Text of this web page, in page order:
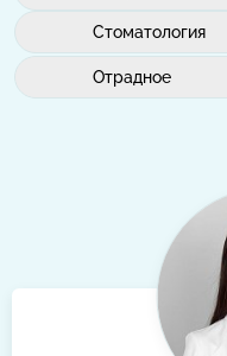
Стоматология
Отрадное